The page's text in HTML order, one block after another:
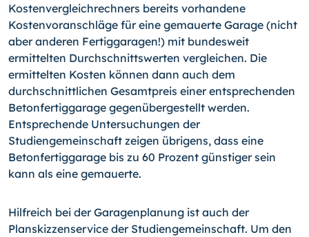
Kostenvergleichrechners bereits vorhandene
Kostenvoranschläge für eine gemauerte Garage (nicht
aber anderen Fertiggaragen!) mit bundesweit
ermittelten Durchschnittswerten vergleichen. Die
ermittelten Kosten können dann auch dem
durchschnittlichen Gesamtpreis einer entsprechenden
Betonfertiggarage gegenübergestellt werden.
Entsprechende Untersuchungen der
Studiengemeinschaft zeigen übrigens, dass eine
Betonfertiggarage bis zu 60 Prozent günstiger sein
kann als eine gemauerte.
Hilfreich bei der Garagenplanung ist auch der
Planskizzenservice der Studiengemeinschaft. Um den